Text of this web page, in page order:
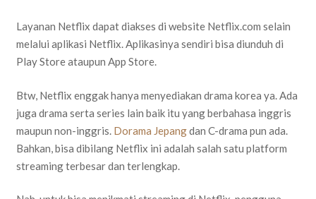
Layanan Netflix dapat diakses di website Netflix.com selain
melalui aplikasi Netflix. Aplikasinya sendiri bisa diunduh di
Play Store ataupun App Store.
Btw, Netflix enggak hanya menyediakan drama korea ya. Ada
juga drama serta series lain baik itu yang berbahasa inggris
maupun non-inggris. Dorama Jepangdan C-drama pun ada.
Bahkan, bisa dibilang Netflix ini adalah salah satu platform
streaming terbesar dan terlengkap.